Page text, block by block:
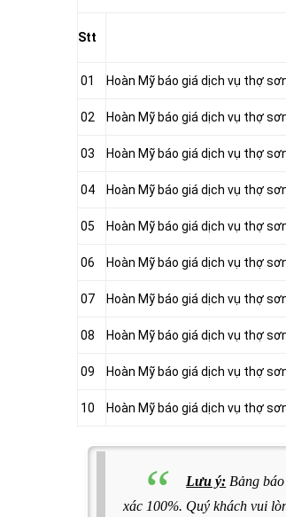
Stt
01 Hoàn Mỹ báo giá dịch vụ thợ
02 Hoàn Mỹ báo giá dịch vụ thợ
03 Hoàn Mỹ báo giá dịch vụ thợ
04 Hoàn Mỹ báo giá dịch vụ thợ
05 Hoàn Mỹ báo giá dịch vụ thợ
06 Hoàn Mỹ báo giá dịch vụ thợ
07 Hoàn Mỹ báo giá dịch vụ thợ
08 Hoàn Mỹ báo giá dịch vụ thợ
09 Hoàn Mỹ báo giá dịch vụ thợ
10 Hoàn Mỹ báo giá dịch vụ thợ
Lưu ý: Bảng
xác 100%. Quý khách vui